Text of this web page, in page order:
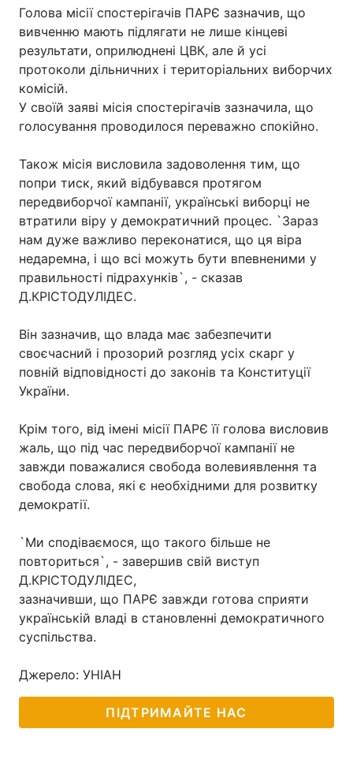
Україна Політика
Економіка Світ
Техно і зв'язок Лайт
Зброя Інциденти
Здоров'я Туризм
Цікавинки Погода
Екологія Регіони
Відео з Youtube Статті
Інтерв'ю
Архів Вакансії
Контакти
Послуги
Голова місії спостерігачів ПАРЄ зазначив, що
вивченню мають підлягати не лише кінцеві
результати, оприлюднені ЦВК, але й усі
протоколи дільничних і територіальних виборчих
комісій.
У своїй заяві місія спостерігачів зазначила, що
голосування проводилося переважно спокійно.
Також місія висловила задоволення тим, що
попри тиск, який відбувався протягом
передвиборчої кампанії, українські виборці не
втратили віру у демократичний процес. `Зараз
нам дуже важливо переконатися, що ця віра
недаремна, і що всі можуть бути впевненими у
правильності підрахунків`, - сказав
Д.КРІСТОДУЛІДЕС.
Він зазначив, що влада має забезпечити
своєчасний і прозорий розгляд усіх скарг у
повній відповідності до законів та Конституції
України.
Крім того, від імені місії ПАРЄ її голова висловив
жаль, що під час передвиборчої кампанії не
завжди поважалися свобода волевиявлення та
свобода слова, які є необхідними для розвитку
демократії.
`Ми сподіваємося, що такого більше не
повториться`, - завершив свій виступ
Д.КРІСТОДУЛІДЕС,
зазначивши, що ПАРЄ завжди готова сприяти
українській владі в становленні демократичного
суспільства.
Джерело: УНІАН
ПІДТРИМАЙТЕ НАС